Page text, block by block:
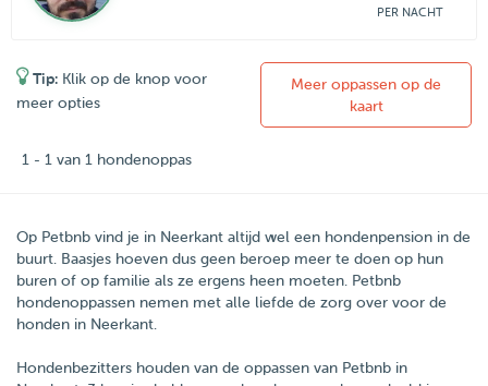
PER NACHT
Tip: Klik op de knop voor
meer opties
Meer oppassen op de
kaart
1 - 1 van 1 hondenoppas
Op Petbnb vind je in Neerkant altijd wel een hondenpension in de
buurt. Baasjes hoeven dus geen beroep meer te doen op hun
buren of op familie als ze ergens heen moeten. Petbnb
hondenoppassen nemen met alle liefde de zorg over voor de
honden in Neerkant.
Hondenbezitters houden van de oppassen van Petbnb in